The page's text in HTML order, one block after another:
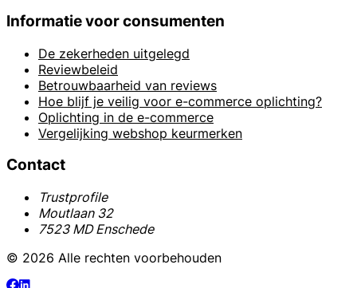
Informatie voor consumenten
De zekerheden uitgelegd
Reviewbeleid
Betrouwbaarheid van reviews
Hoe blijf je veilig voor e-commerce oplichting?
Oplichting in de e-commerce
Vergelijking webshop keurmerken
Contact
Trustprofile
Moutlaan 32
7523 MD Enschede
© 2026 Alle rechten voorbehouden